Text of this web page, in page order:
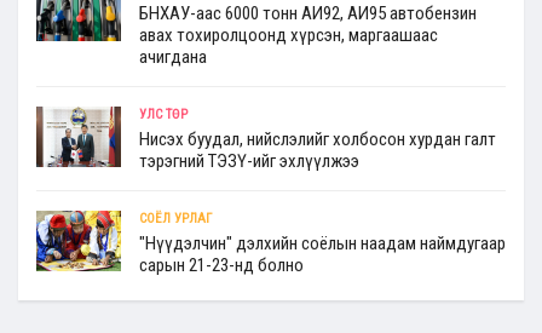
БНХАУ-аас 6000 тонн АИ92, АИ95 автобензин
авах тохиролцоонд хүрсэн, маргаашаас
ачигдана
УЛС ТӨР
Нисэх буудал, нийслэлийг холбосон хурдан галт
тэрэгний ТЭЗҮ-ийг эхлүүлжээ
СОЁЛ УРЛАГ
"Нүүдэлчин" дэлхийн соёлын наадам наймдугаар
сарын 21-23-нд болно